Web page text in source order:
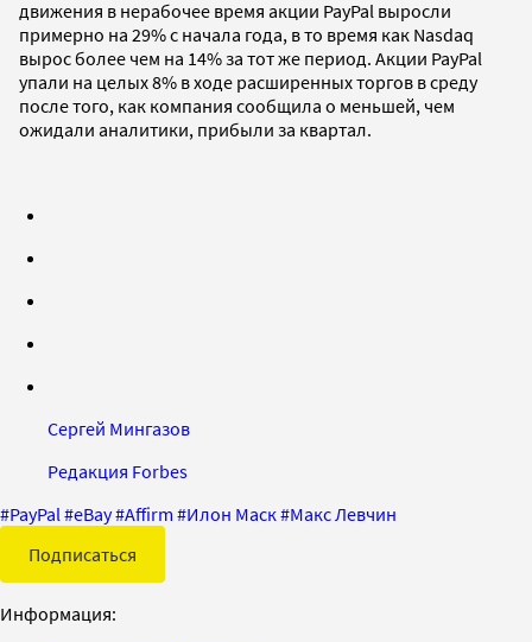
движения в нерабочее время акции PayPal выросли
примерно на 29% с начала года, в то время как Nasdaq
вырос более чем на 14% за тот же период. Акции PayPal
упали на целых 8% в ходе расширенных торгов в среду
после того, как компания сообщила о меньшей, чем
ожидали аналитики, прибыли за квартал.
Сергей Мингазов
Редакция Forbes
#PayPal #eBay#Affirm #Илон Маск#Макс Левчин
Подписаться
Информация: